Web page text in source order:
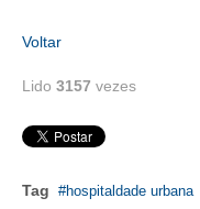
CAMPANHAS SALARIAIS
COMUNICAÇÃO
Voltar
Lido 3157 vezes
Tag hospitaldade urbana